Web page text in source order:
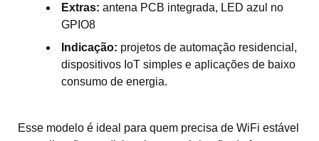
Extras: antena PCB integrada, LED azul no
GPIO8
Indicação: projetos de automação residencial,
dispositivos IoT simples e aplicações de baixo
consumo de energia.
Esse modelo é ideal para quem precisa de WiFi estável